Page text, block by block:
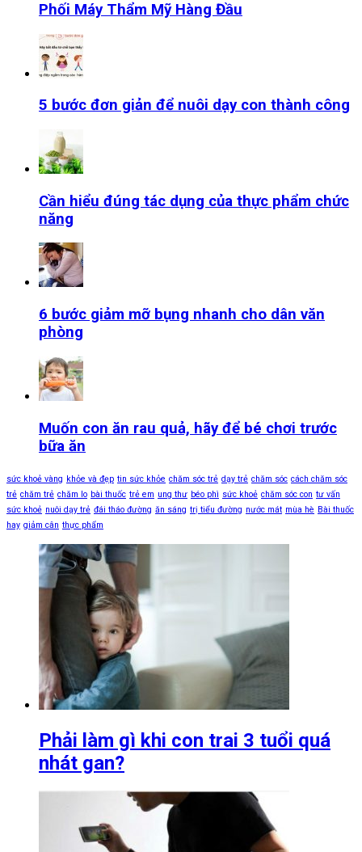
Phối Máy Thẩm Mỹ Hàng Đầu
5 bước đơn giản để nuôi dạy con thành công
Cần hiểu đúng tác dụng của thực phẩm chức
năng
6 bước giảm mỡ bụng nhanh cho dân văn
phòng
Muốn con ăn rau quả, hãy để bé chơi trước
bữa ăn
sức khoẻ vàng khỏe và đẹp tin sức khỏe chăm sóc trẻ dạy trẻ chăm sóc cách chăm sóc
trẻ chăm trẻ chăm lo bài thuốc trẻ em ung thư béo phì sức khoẻ chăm sóc con tư vấn
sức khoẻ nuôi dạy trẻ đái tháo đường ăn sáng trị tiểu đường nước mát mùa hè Bài thuốc
hay giảm cân thực phẩm
Phải làm gì khi con trai 3 tuổi quá
nhát gan?